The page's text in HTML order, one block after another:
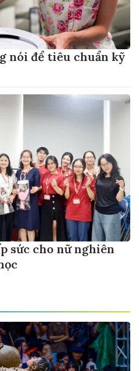
nói để tiêu chuẩn kỹ
sức cho nữ nghiên